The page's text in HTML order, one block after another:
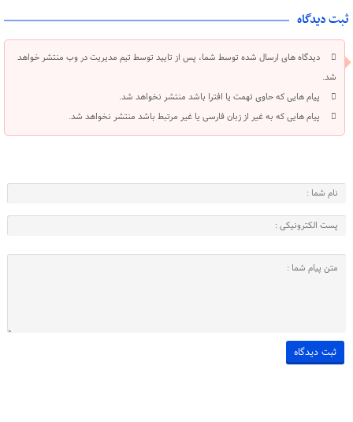
ثبت دیدگاه
دیدگاه های ارسال شده توسط شما، پس از تایید توسط تیم مدیریت در وب منتشر خواهد
شد.
پیام هایی که حاوی تهمت یا افترا باشد منتشر نخواهد شد.
پیام هایی که به غیر از زبان فارسی یا غیر مرتبط باشد منتشر نخواهد شد.